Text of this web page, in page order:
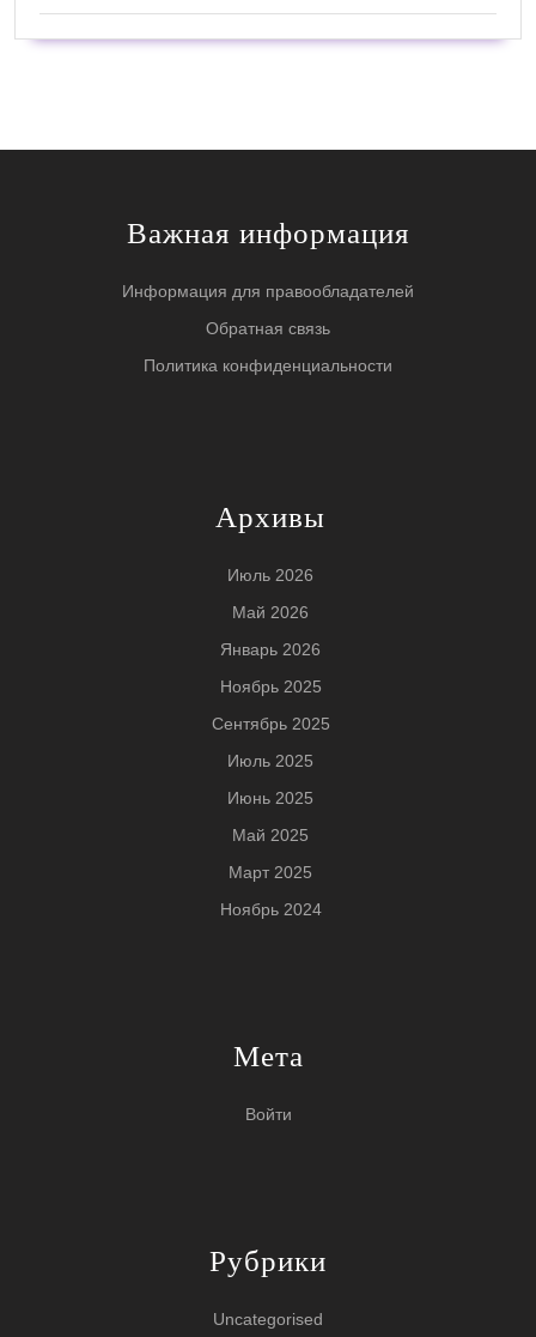
Важная информация
Информация для правообладателей
Обратная связь
Политика конфиденциальности
Архивы
Июль 2026
Май 2026
Январь 2026
Ноябрь 2025
Сентябрь 2025
Июль 2025
Июнь 2025
Май 2025
Март 2025
Ноябрь 2024
Мета
Войти
Рубрики
Uncategorised